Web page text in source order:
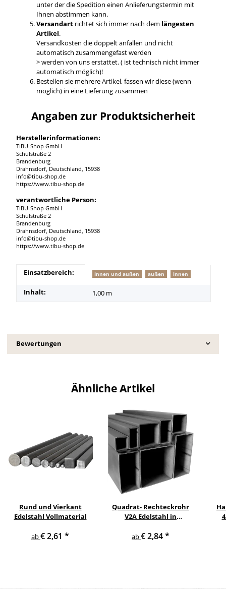
unter der die Spedition einen Anlieferungstermin mit
Ihnen abstimmen kann.
Versandartrichtet sich immer nach dem längesten
Artikel.
Versandkosten die doppelt anfallen und nicht
automatisch zusammengefast werden
> werden von uns erstattet. ( ist technisch nicht immer
automatisch möglich)!
Bestellen sie mehrere Artikel, fassen wir diese (wenn
möglich) in eine Lieferung zusammen
Angaben zur Produktsicherheit
Herstellerinformationen:
TIBU-Shop GmbH
Schulstraße 2
Brandenburg
Drahnsdorf, Deutschland, 15938
info@tibu-shop.de
https://www.tibu-shop.de
verantwortliche Person:
TIBU-Shop GmbH
Schulstraße 2
Brandenburg
Drahnsdorf, Deutschland, 15938
info@tibu-shop.de
https://www.tibu-shop.de
Produkteigenschaft
Wert
Einsatzbereich: innen und außen außen innen
Inhalt: 1,00 m
Bewertungen
Ähnliche Artikel
Rund und Vierkant
Edelstahl Vollmaterial
ab€ 2,61 *
Quadrat- Rechteckrohr
V2A Edelstahl in
Querschnitten und
ab€ 2,84*